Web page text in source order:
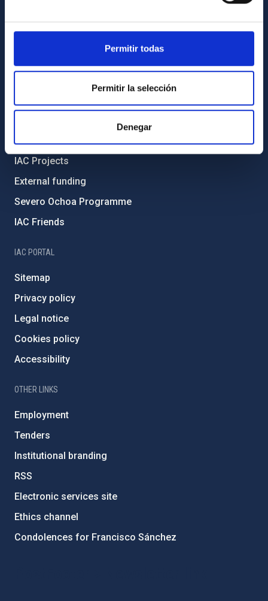
Permitir todas
Permitir la selección
Denegar
Forever IAC
IAC Projects
External funding
Severo Ochoa Programme
IAC Friends
IAC PORTAL
Sitemap
Privacy policy
Legal notice
Cookies policy
Accessibility
OTHER LINKS
Employment
Tenders
Institutional branding
RSS
Electronic services site
Ethics channel
Condolences for Francisco Sánchez